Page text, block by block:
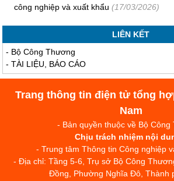
công nghiệp và xuất khẩu (17/03/2026)
LIÊN KẾT
- Bộ Công Thương
-TÀI LIỆU, BÁO CÁO
Trang thông tin điện tử tổng
Nam
- Bản quyền thuộc về Bộ Công
Chịu trách nhiệm nội
- Trung tâm Thông tin Công nghiệp
- Địa chỉ: Tầng 5-6, Trụ sở Bộ Công
Đồng, Phường Nghĩa Đô, Thành